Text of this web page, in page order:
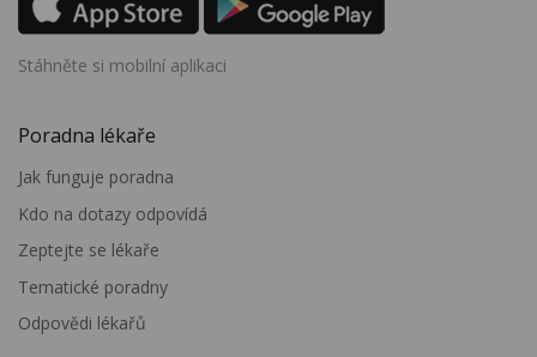
Stáhněte si mobilní aplikaci
Poradna lékaře
Jak funguje poradna
Kdo na dotazy odpovídá
Zeptejte se lékaře
Tematické poradny
Odpovědi lékařů